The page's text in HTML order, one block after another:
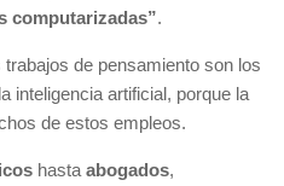
computarizadas”.
de pensamiento son los
inteligencia artificial, porque la
de estos empleos.
hasta abogados,